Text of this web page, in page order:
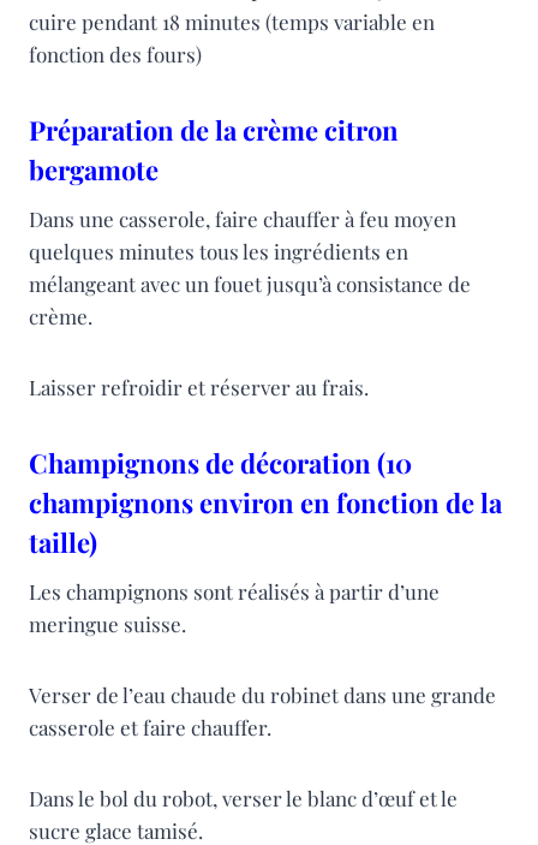
cuire pendant 18 minutes (temps variable en
fonction des fours)
Préparation de la crème citron
bergamote
Dans une casserole, faire chauffer à feu moyen
quelques minutes tous les ingrédients en
mélangeant avec un fouet jusqu’à consistance de
crème.
Laisser refroidir et réserver au frais.
Champignons de décoration (10
champignons environ en fonction de la
taille)
Les champignons sont réalisés à partir d’une
meringue suisse.
Verser de l’eau chaude du robinet dans une grande
casserole et faire chauffer.
Dans le bol du robot, verser le blanc d’œuf et le
sucre glace tamisé.